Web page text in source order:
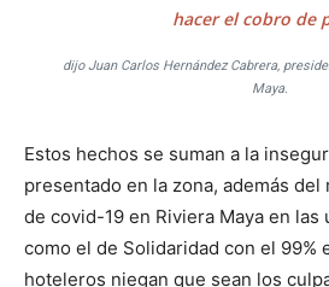
hacer el cobro de
dijo Juan Carlos Hernández Cabrera,
Maya.
Estos hechos se suman a la
presentado en la zona, además
de covid-19 en Riviera Maya en las
como el de Solidaridad con el 99%
hoteleros niegan que sean los